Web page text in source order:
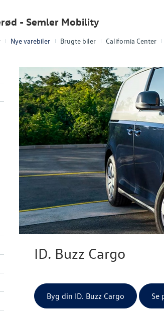
Nye varebiler Brugte biler California Center
- Semler Mobility
ID. Buzz Cargo
Byg din ID. Buzz Cargo Se